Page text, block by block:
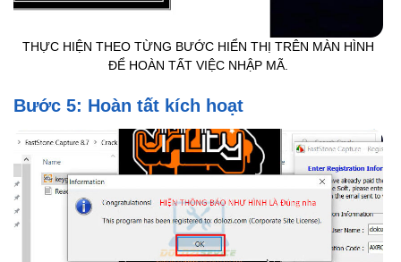
THỰC HIỆN THEO TỪNG BƯỚC HIỂN THỊ TRÊN MÀN HÌNH
ĐỂ HOÀN TẤT VIỆC NHẬP MÃ.
Bước 5: Hoàn tất kích hoạt